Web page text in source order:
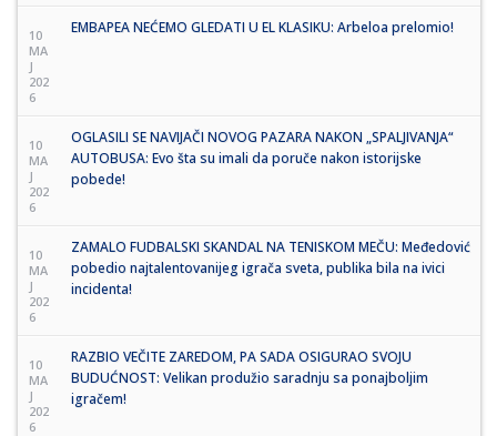
10
MA
J
202
6
EMBAPEA NEĆEMO GLEDATI U EL KLASIKU: Arbeloa prelomio!
10
MA
J
202
6
OGLASILI SE NAVIJAČI NOVOG PAZARA NAKON „SPALJIVANJA“
AUTOBUSA: Evo šta su imali da poruče nakon istorijske
pobede!
10
MA
J
202
6
ZAMALO FUDBALSKI SKANDAL NA TENISKOM MEČU: Međedović
pobedio najtalentovanijeg igrača sveta, publika bila na ivici
incidenta!
10
MA
J
202
6
RAZBIO VEČITE ZAREDOM, PA SADA OSIGURAO SVOJU
BUDUĆNOST: Velikan produžio saradnju sa ponajboljim
igračem!